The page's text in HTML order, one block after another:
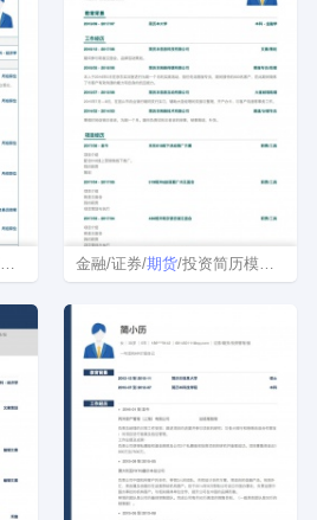
金融/证券/期货/投资简历模板范文